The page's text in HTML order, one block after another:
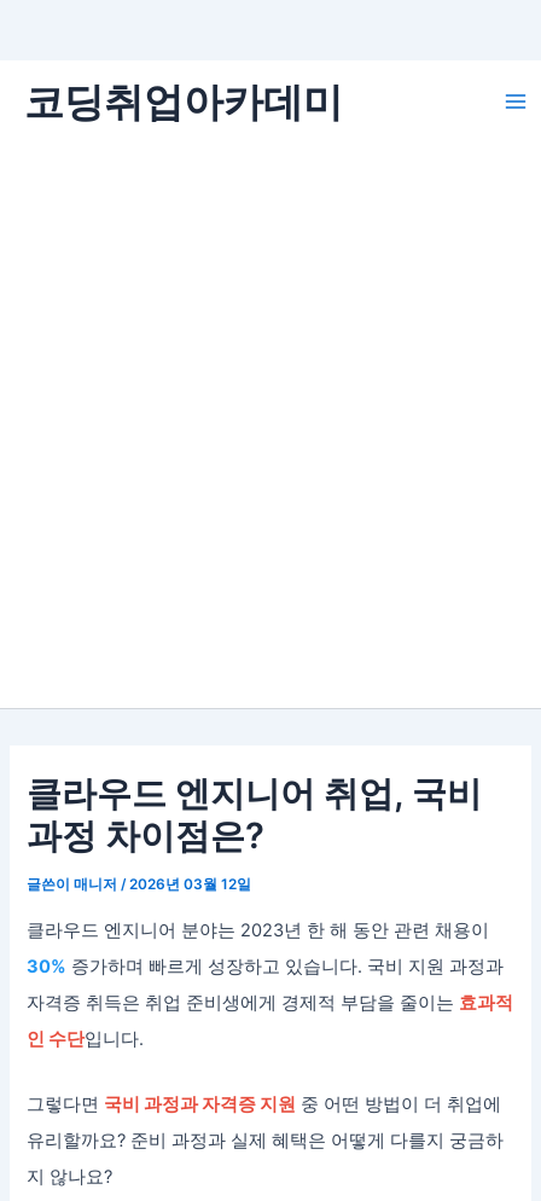
코딩취업아카데미
클라우드 엔지니어 취업, 국비
과정 차이점은?
글쓴이매니저/2026년 03월 12일
클라우드 엔지니어 분야는 2023년 한 해 동안 관련 채용이
30% 증가하며 빠르게 성장하고 있습니다. 국비 지원 과정과
자격증 취득은 취업 준비생에게 경제적 부담을 줄이는 효과적
인 수단입니다.
그렇다면 국비 과정과 자격증 지원 중 어떤 방법이 더 취업에
유리할까요? 준비 과정과 실제 혜택은 어떻게 다를지 궁금하
지 않나요?